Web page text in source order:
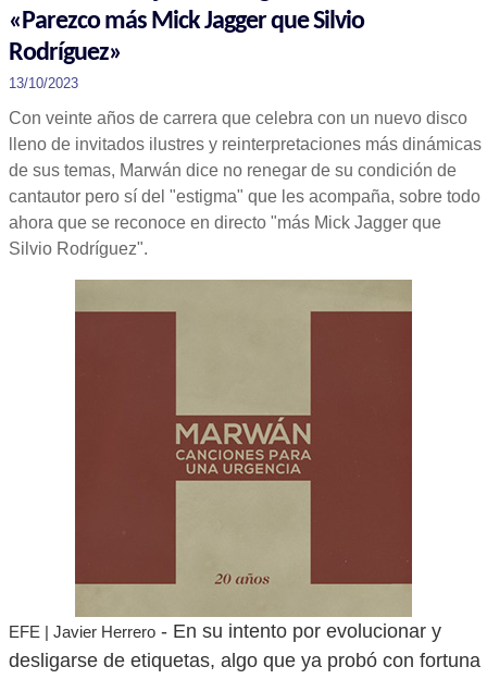
«Parezco más Mick Jagger que Silvio
Rodríguez»
13/10/2023
Con veinte años de carrera que celebra con un nuevo disco
lleno de invitados ilustres y reinterpretaciones más dinámicas
de sus temas, Marwán dice no renegar de su condición de
cantautor pero sí del "estigma" que les acompaña, sobre todo
ahora que se reconoce en directo "más Mick Jagger que
Silvio Rodríguez".
EFE | Javier Herrero - En su intento por evolucionar y
desligarse de etiquetas, algo que ya probó con fortuna